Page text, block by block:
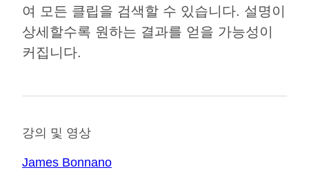
여 모든 클립을 검색할 수 있습니다. 설명이
상세할수록 원하는 결과를 얻을 가능성이
커집니다.
강의 및 영상
James Bonnano